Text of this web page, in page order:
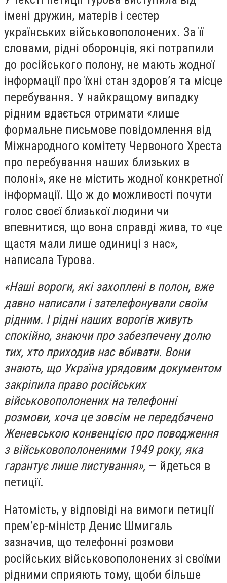
імені дружин, матерів і сестер
українських військовополонених. За її
словами, рідні оборонців, які потрапили
до російського полону, не мають жодної
інформації про їхні стан здоров’я та місце
перебування. У найкращому випадку
рідним вдається отримати «лише
формальне письмове повідомлення від
Міжнародного комітету Червоного Хреста
про перебування наших близьких в
полоні», яке не містить жодної конкретної
інформації. Що ж до можливості почути
голос своєї близької людини чи
впевнитися, що вона справді жива, то «це
щастя мали лише одиниці з нас»,
написала Турова.
«Наші вороги, які захоплені в полон, вже
давно написали і зателефонували своїм
рідним. І рідні наших ворогів живуть
спокійно, знаючи про забезпечену долю
тих, хто приходив нас вбивати. Вони
знають, що Україна урядовим документом
закріпила право російських
військовополонених на телефонні
розмови, хоча це зовсім не передбачено
Женевською конвенцією про поводження
з військовополоненими 1949 року, яка
гарантує лише листування», — йдеться в
петиції.
Натомість, у відповіді на вимоги петиції
прем’єр-міністр Денис Шмигаль
зазначив, що телефонні розмови
російських військовополонених зі своїми
рідними сприяють тому, щоби більше